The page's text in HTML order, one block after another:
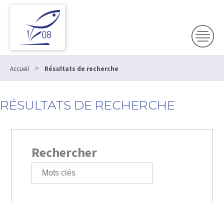
Accueil > Résultats de recherche
RÉSULTATS DE RECHERCHE
Rechercher